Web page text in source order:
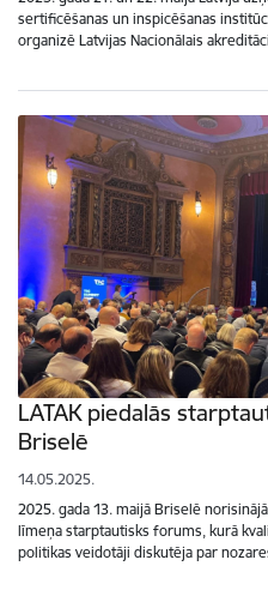
sertificēšanas un inspicēšanas
organizē Latvijas Nacionālais
LATAK piedalās
Briselē
14.05.2025.
2025. gada 13. maijā Briselē
līmeņa starptautisks forums, kurā
politikas veidotāji diskutēja par